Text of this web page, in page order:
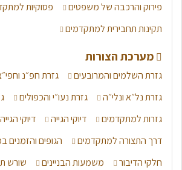
פירוק והרכבה של משפטים
פסוקיות
תקינות תחבירית למתקדמים
מערכת הצורות
גזרת השלמים והמרובעים
גזרת חפ״נ
גזרת נל״א ונלי״ה
גזרת נעו״י והכפולים
גזרות למתקדמים
דיוקי הגייה
דיוקי
דרך התצורה למתקדמים
הגופים והזמנים
חלקי הדיבור
משמעות הבניינים
שורש